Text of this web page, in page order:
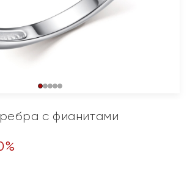
с фианитами
%